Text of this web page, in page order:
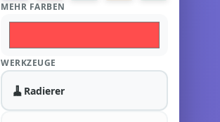
MEHR FARBEN
WERKZEUGE
🧹 Radierer